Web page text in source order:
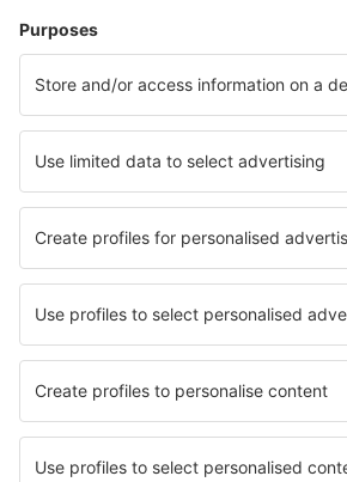
Pamplona (PNA)
Santander (SDR)
Vigo (VGO)
Barcelona
Murcia
San Pablo (SVQ)
Badajoz Talavera La Real (BJZ)
Tenerife Norte - Los Rodeos (TFN)
Tenerife Sur - Reina Sofia (TFS)